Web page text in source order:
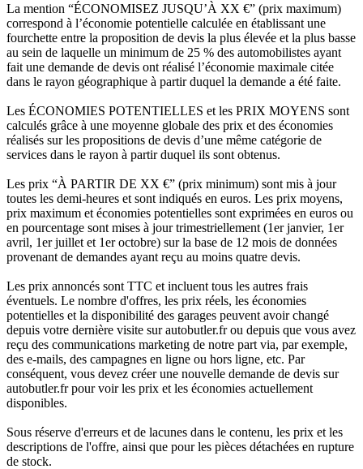
La mention “ÉCONOMISEZ JUSQU’À XX €” (prix maximum)
correspond à l’économie potentielle calculée en établissant une
fourchette entre la proposition de devis la plus élevée et la plus basse
au sein de laquelle un minimum de 25 % des automobilistes ayant
fait une demande de devis ont réalisé l’économie maximale citée
dans le rayon géographique à partir duquel la demande a été faite.
Les ÉCONOMIES POTENTIELLES et les PRIX MOYENS sont
calculés grâce à une moyenne globale des prix et des économies
réalisés sur les propositions de devis d’une même catégorie de
services dans le rayon à partir duquel ils sont obtenus.
Les prix “À PARTIR DE XX €” (prix minimum) sont mis à jour
toutes les demi-heures et sont indiqués en euros. Les prix moyens,
prix maximum et économies potentielles sont exprimées en euros ou
en pourcentage sont mises à jour trimestriellement (1er janvier, 1er
avril, 1er juillet et 1er octobre) sur la base de 12 mois de données
provenant de demandes ayant reçu au moins quatre devis.
Les prix annoncés sont TTC et incluent tous les autres frais
éventuels. Le nombre d'offres, les prix réels, les économies
potentielles et la disponibilité des garages peuvent avoir changé
depuis votre dernière visite sur autobutler.fr ou depuis que vous avez
reçu des communications marketing de notre part via, par exemple,
des e-mails, des campagnes en ligne ou hors ligne, etc. Par
conséquent, vous devez créer une nouvelle demande de devis sur
autobutler.fr pour voir les prix et les économies actuellement
disponibles.
Sous réserve d'erreurs et de lacunes dans le contenu, les prix et les
descriptions de l'offre, ainsi que pour les pièces détachées en rupture
de stock.